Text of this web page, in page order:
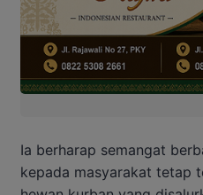
Ia berharap semangat
kepada masyarakat tetap